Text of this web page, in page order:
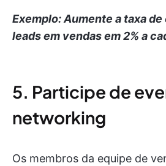
Exemplo: Aumente a taxa
leads em vendas em 2% a
5. Participe de
networking
Os membros da equipe de